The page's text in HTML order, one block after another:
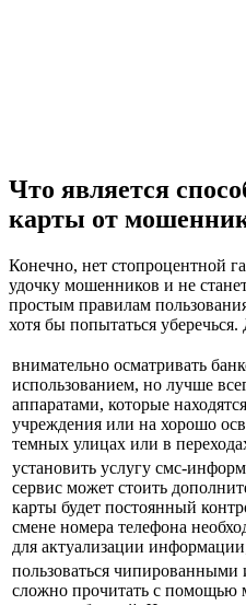
Что является
карты от
Конечно, нет стопроцентной
удочку мошенников и не
простым правилам
хотя бы попытаться уберечься.
внимательно осматривать
использованием, но лучше
аппаратами, которые
учреждения или на хорошо
темных улицах или в
установить услугу смс-
сервис может стоить
карты будет постоянный
смене номера телефона
для актуализации
пользоваться
сложно прочитать с помощью